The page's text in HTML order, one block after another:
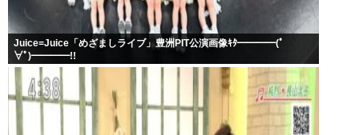
Juice=Juice「めざましライブ」豊洲PIT公演画像ｷﾀ━━━━(ﾟ
∀ﾟ)━━━━!!